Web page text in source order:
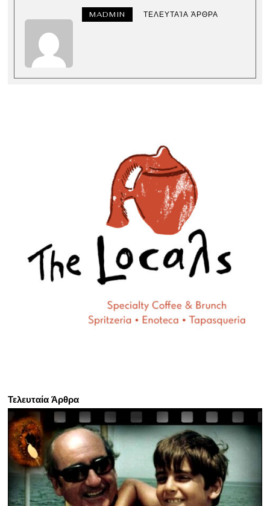
MADMIN ΤΕΛΕΥΤΑΊΑ ΆΡΘΡΑ
Τελευταία Άρθρα